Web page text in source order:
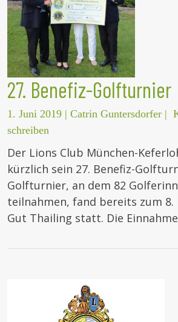
27. Benefiz-Golfturnier
1. Juni 2019 | Catrin Guntersdorfer |
schreiben
Der Lions Club München-
kürzlich sein 27. Benefiz-
Golfturnier, an dem 82
teilnahmen, fand bereits zum 8.
Gut Thailing statt. Die